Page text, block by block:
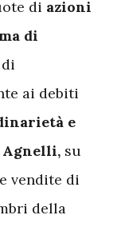
di azioni
di
ai debiti
e
Agnelli, su
vendite di
della